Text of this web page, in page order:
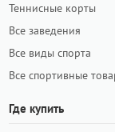
Теннисные корты
Все заведения
Все виды спорта
Все спортивные
Где купить